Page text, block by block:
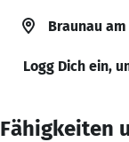
Braunau am
Logg Dich ein,
Fähigkeiten